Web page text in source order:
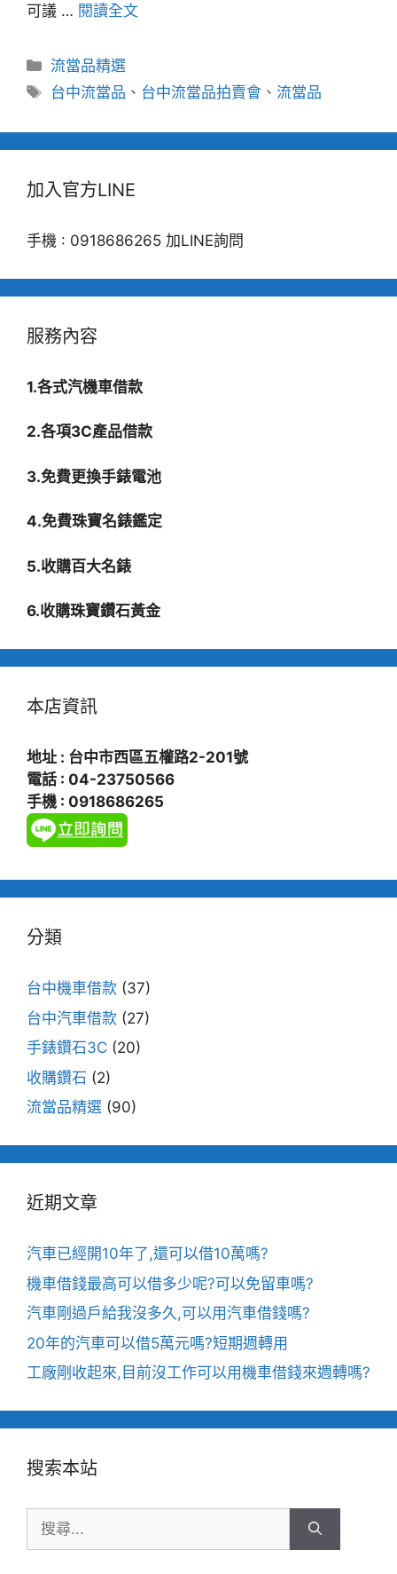
可議 … 閱讀全文
分
類
流當品精選
標
台中流當品 、 台中流當品拍賣會 、 流當品
加入官方LINE
手機 : 0918686265 加LINE詢問
服務內容
1.各式汽機車借款
2.各項3C產品借款
3.免費更換手錶電池
4.免費珠寶名錶鑑定
5.收購百大名錶
6.收購珠寶鑽石黃金
本店資訊
地址 : 台中市西區五權路2-201號
電話 : 04-23750566
手機 : 0918686265
分類
台中機車借款 (37)
台中汽車借款 (27)
手錶鑽石3C (20)
收購鑽石 (2)
流當品精選 (90)
近期文章
汽車已經開10年了,還可以借10萬嗎?
機車借錢最高可以借多少呢?可以免留車嗎?
汽車剛過戶給我沒多久,可以用汽車借錢嗎?
20年的汽車可以借5萬元嗎?短期週轉用
工廠剛收起來,目前沒工作可以用機車借錢來週轉嗎?
搜索本站
尋: